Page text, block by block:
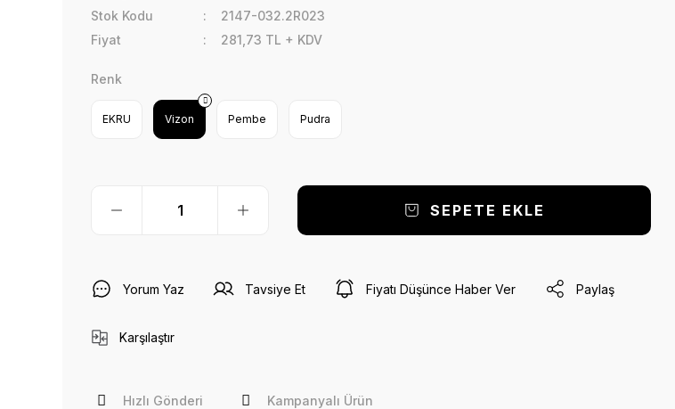
Stok Kodu
2147-032.2R023
Fiyat
281,73 TL + KDV
Renk
EKRU Vizon Pembe Pudra
SEPETE EKLE
Yorum Yaz Tavsiye Et Fiyatı Düşünce Haber Ver Paylaş
Karşılaştır
Hızlı Gönderi Kampanyalı Ürün